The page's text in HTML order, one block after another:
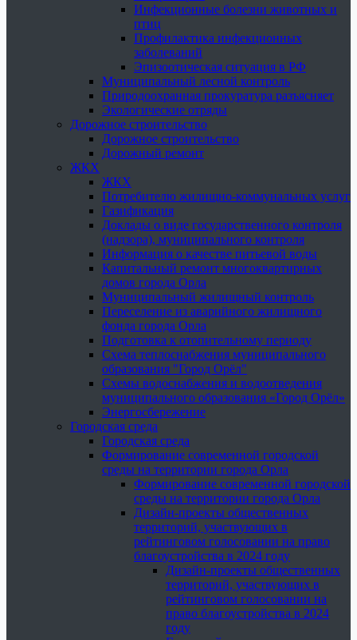
Инфекционные болезни животных и
птиц
Профилактика инфекционных
заболеваний
Эпизоотическая ситуация в РФ
Муниципальный лесной контроль
Природоохранная прокуратура разъясняет
Экологические отряды
Дорожное строительство
Дорожное строительство
Дорожный ремонт
ЖКХ
ЖКХ
Потребителю жилищно-коммунальных услуг
Газификация
Доклады о виде государственного контроля
(надзора), муниципального контроля
Информация о качестве питьевой воды
Капитальный ремонт многоквартирных
домов города Орла
Муниципальный жилищный контроль
Переселение из аварийного жилищного
фонда города Орла
Подготовка к отопительному периоду
Схема теплоснабжения муниципального
образования "Город Орёл"
Схемы водоснабжения и водоотведения
муниципального образования «Город Орёл»
Энергосбережение
Городская среда
Городская среда
Формирование современной городской
среды на территории города Орла
Формирование современной городской
среды на территории города Орла
Дизайн-проекты общественных
территорий, участвующих в
рейтинговом голосовании на право
благоустройства в 2024 году
Дизайн-проекты общественных
территорий, участвующих в
рейтинговом голосовании на
право благоустройства в 2024
году